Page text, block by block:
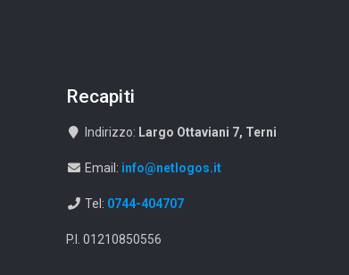
Recapiti
Indirizzo: Largo Ottaviani 7, Terni
Email: info@netlogos.it
Tel: 0744-404707
P.I. 01210850556